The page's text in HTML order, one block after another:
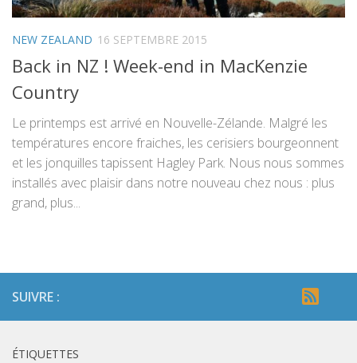
NEW ZEALAND 16 SEPTEMBRE 2015
Back in NZ ! Week-end in MacKenzie
Country
Le printemps est arrivé en Nouvelle-Zélande. Malgré les
températures encore fraiches, les cerisiers bourgeonnent
et les jonquilles tapissent Hagley Park. Nous nous sommes
installés avec plaisir dans notre nouveau chez nous : plus
grand, plus...
SUIVRE :
ÉTIQUETTES